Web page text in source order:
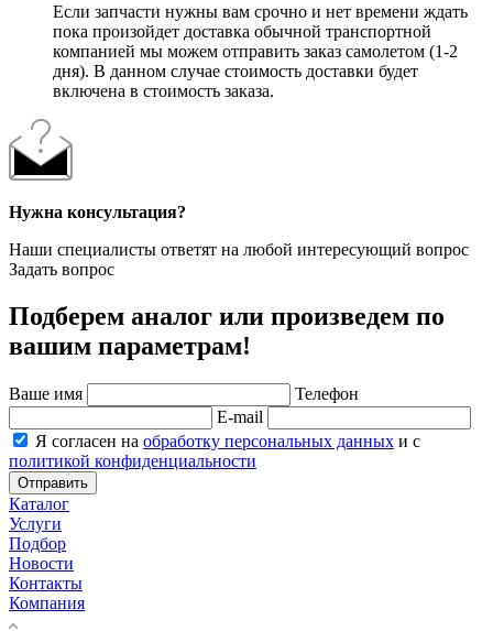
Если запчасти нужны вам срочно и нет времени ждать
пока произойдет доставка обычной транспортной
компанией мы можем отправить заказ самолетом (1-2
дня). В данном случае стоимость доставки будет
включена в стоимость заказа.
Нужна консультация?
Наши специалисты ответят на любой интересующий вопрос
Задать вопрос
Подберем аналог или произведем по
вашим параметрам!
Ваше имя
Телефон
E-mail
Я согласен на обработку персональных данных и с
политикой конфиденциальности
Отправить
Каталог
Услуги
Подбор
Новости
Контакты
Компания